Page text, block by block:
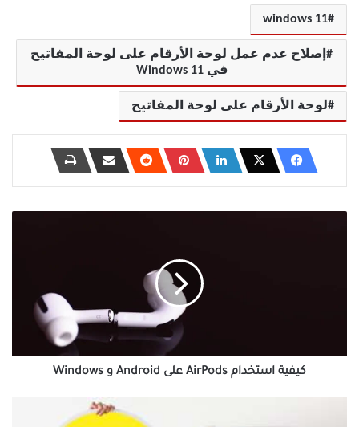
windows 11
إصلاح عدم عمل لوحة الأرقام على لوحة المفاتيح
في Windows 11
لوحة الأرقام على لوحة المفاتيح
كيفية استخدام AirPods على Android و Windows